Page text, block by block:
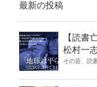
最新の投稿
【読書
松村一
麻衣子
その昔、読
とに夢中